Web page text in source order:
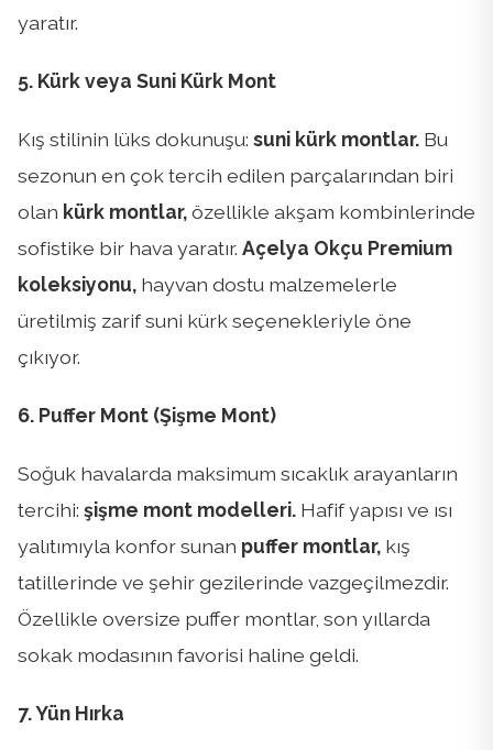
yaratır.
5. Kürk veya Suni Kürk Mont
Kış stilinin lüks dokunuşu: suni kürk montlar. Bu
sezonun en çok tercih edilen parçalarından biri
olan kürk montlar,özellikle akşam kombinlerinde
sofistike bir hava yaratır. Açelya Okçu Premium
koleksiyonu, hayvan dostu malzemelerle
üretilmiş zarif suni kürk seçenekleriyle öne
çıkıyor.
6. Puffer Mont (Şişme Mont)
Soğuk havalarda maksimum sıcaklık arayanların
tercihi: şişme mont modelleri. Hafif yapısı ve ısı
yalıtımıyla konfor sunan puffer montlar, kış
tatillerinde ve şehir gezilerinde vazgeçilmezdir.
Özellikle oversize puffer montlar, son yıllarda
sokak modasının favorisi haline geldi.
7. Yün Hırka